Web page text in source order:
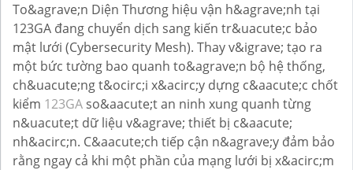
To&agrave;n Diện Thương hiệu vận h&agrave;nh tại
123GA đang chuyển dịch sang kiến tr&uacute;c bảo
mật lưới (Cybersecurity Mesh). Thay v&igrave; tạo ra
một bức tường bao quanh to&agrave;n bộ hệ thống,
ch&uacute;ng t&ocirc;i x&acirc;y dựng c&aacute;c chốt
kiểm 123GA so&aacute;t an ninh xung quanh từng
n&uacute;t dữ liệu v&agrave; thiết bị c&aacute;
nh&acirc;n. C&aacute;ch tiếp cận n&agrave;y đảm bảo
rằng ngay cả khi một phần của mạng lưới bị x&acirc;m